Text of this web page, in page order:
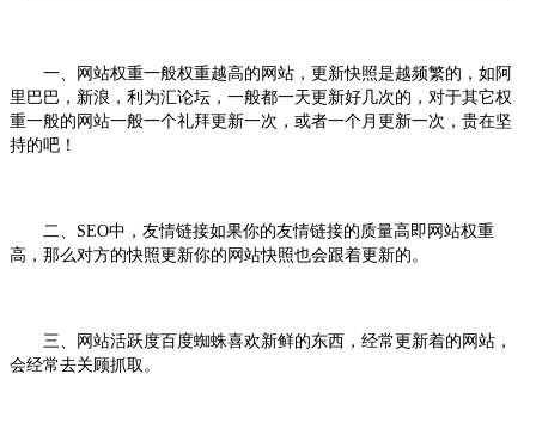
一、网站权重一般权重越高的网站，更新快照是越频繁的，如阿
里巴巴，新浪，利为汇论坛，一般都一天更新好几次的，对于其它权
重一般的网站一般一个礼拜更新一次，或者一个月更新一次，贵在坚
持的吧！
二、SEO中， 友情链接如果你的友情链接的质量高即网站权重
高，那么对方的快照更新你的网站快照也会跟着更新的。
三、网站活跃度百度蜘蛛喜欢新鲜的东西，经常更新着的网站，
会经常去关顾抓取。